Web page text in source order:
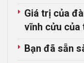
Giá trị của
vĩnh cửu của
Bạn đã sẵn